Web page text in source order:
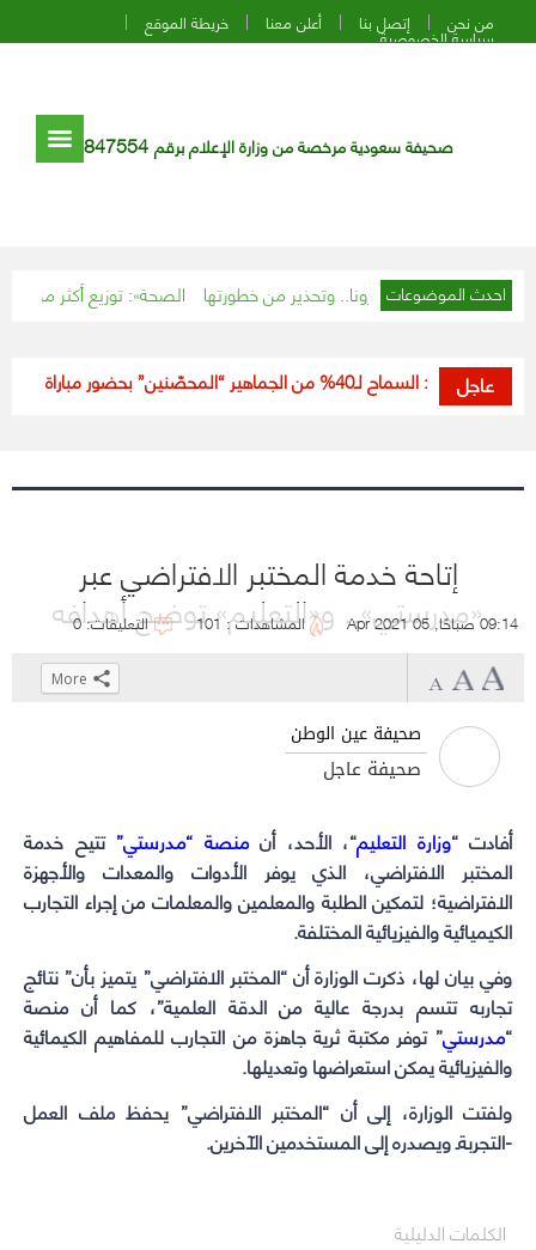
من نحن إتصل بنا أعلن معنا خريطة الموقع
سياسة الخصوصية
صحيفة سعودية مرخصة من وزارة الإعلام برقم 847554
احدث الموضوعات
مزدوجة” لكورونا.. وتحذير من خطورتها «الصحة»: توزيع أكثر من 5 ملايين جرعة لقاح كورونا بكل مناطق المملكة
عاجل
“الرياضة”: السماح لـ40% من الجماهير “المحصّنين” بحضور مباراة السعودية وفلسطين
إتاحة خدمة المختبر الافتراضي عبر
«مدرستي».. و«التعليم» توضح أهدافه09:14 صباحًا, 05 Apr 2021 المشاهدات : 101 التعليقات: 0
صحيفة عين الوطن
صحيفة عاجل
أفادت “وزارة التعليم“، الأحد، أنمنصة “مدرستي” تتيح خدمة
المختبر الافتراضي، الذي يوفر الأدوات والمعدات والأجهزة
الافتراضية؛ لتمكين الطلبة والمعلمين والمعلمات من إجراء التجارب
الكيميائية والفيزيائية المختلفة.
وفي بيان لها، ذكرت الوزارة أن “المختبر الافتراضي” يتميز بأن” نتائج
تجاربه تتسم بدرجة عالية من الدقة العلمية”، كما أن منصة
“مدرستي” توفر مكتبة ثرية جاهزة من التجارب للمفاهيم الكيمائية
والفيزيائية يمكن استعراضها وتعديلها.
ولفتت الوزارة، إلى أن “المختبر الافتراضي” يحفظ ملف العمل
-التجربةـ ويصدره إلى المستخدمين الآخرين.
(Opens
in
new
(Opens
in
new
(Opens
in
new
Click
(Opens
in
new
More
الكلمات الدليلية